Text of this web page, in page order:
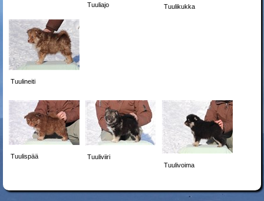
Tuuliajo Tuulikukka
Tuulineiti
Tuulispää
Tuuliviiri
Tuulivoima